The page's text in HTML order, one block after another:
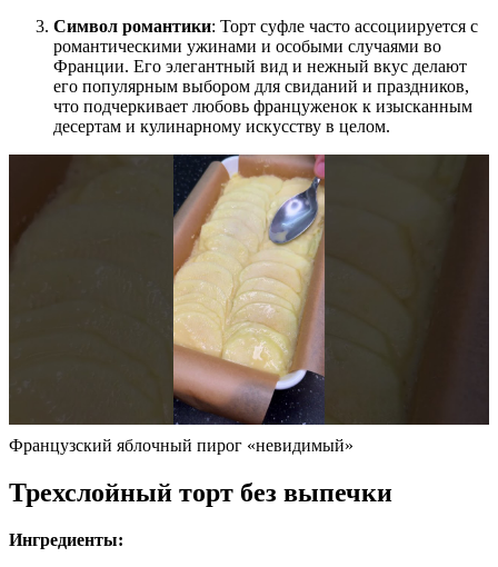
Символ романтики: Торт суфле часто ассоциируется с
романтическими ужинами и особыми случаями во
Франции. Его элегантный вид и нежный вкус делают
его популярным выбором для свиданий и праздников,
что подчеркивает любовь француженок к изысканным
десертам и кулинарному искусству в целом.
Французский яблочный пирог «невидимый»
Трехслойный торт без выпечки
Ингредиенты: